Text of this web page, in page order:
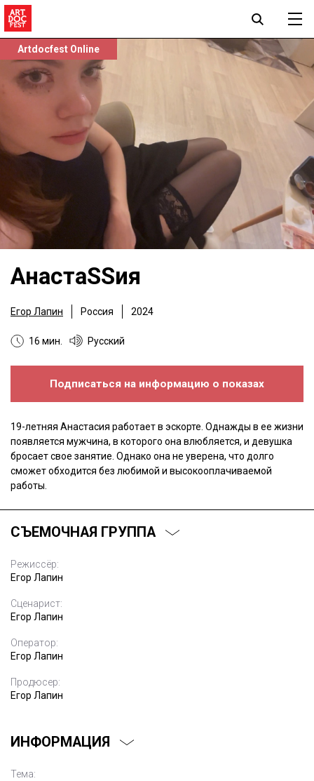
Artdocfest Online
АнастаSSия
Егор Лапин Россия 2024
16 мин. Русский
Подписаться на информацию о показах
19-летняя Анастасия работает в эскорте. Однажды в ее жизни
появляется мужчина, в которого она влюбляется, и девушка
бросает свое занятие. Однако она не уверена, что долго
сможет обходится без любимой и высокооплачиваемой
работы.
СЪЕМОЧНАЯ ГРУППА
Режиссёр:
Егор Лапин
Сценарист:
Егор Лапин
Оператор:
Егор Лапин
Продюсер:
Егор Лапин
ИНФОРМАЦИЯ
Тема: